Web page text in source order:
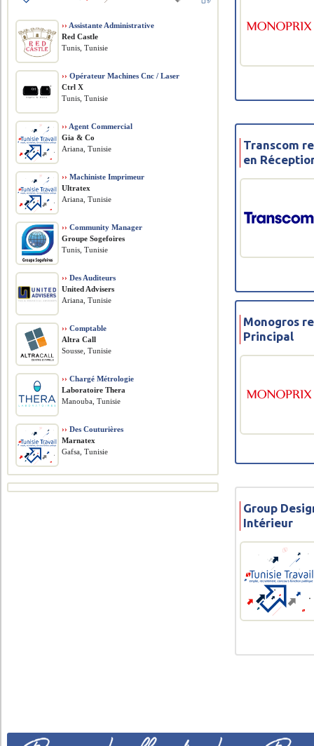
Transcom
en
Monogros
Principal
Group
Intérieur
›› Assistante Administrative
Red Castle
Tunis, Tunisie
›› Opérateur Machines Cnc / Laser
Ctrl X
Tunis, Tunisie
›› Agent Commercial
Gia & Co
Ariana, Tunisie
›› Machiniste Imprimeur
Ultratex
Ariana, Tunisie
›› Community Manager
Groupe Sogefoires
Tunis, Tunisie
›› Des Auditeurs
United Advisers
Ariana, Tunisie
›› Comptable
Altra Call
Sousse, Tunisie
›› Chargé Métrologie
Laboratoire Thera
Manouba, Tunisie
›› Des Couturières
Marnatex
Gafsa, Tunisie